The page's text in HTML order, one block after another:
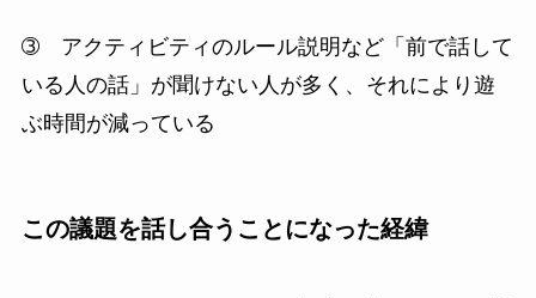
➂ アクティビティのルール説明など「前で話して
いる人の話」が聞けない人が多く、それにより遊
ぶ時間が減っている
この議題を話し合うことになった経緯